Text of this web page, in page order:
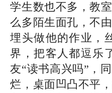
学生数也不多，教
么多陌生面孔，不
埋头做他的作业，
界，把客人都逗乐
友“读书高兴吗”，
烂，桌面凹凸不平